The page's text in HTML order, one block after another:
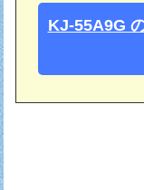
KJ-55A9G